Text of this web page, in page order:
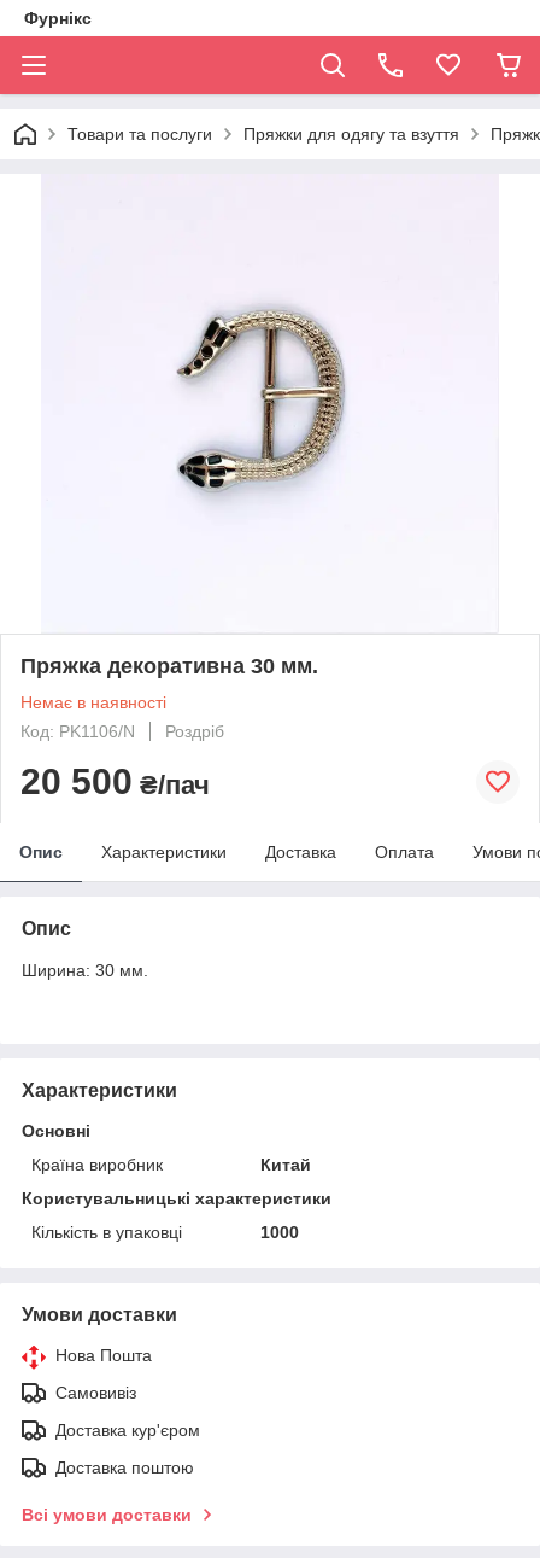
Фурнікс
Товари та послуги Пряжки для одягу та взуття
Пряжка декоративна 30 мм.
Немає в наявності
Код: PK1106/N
Роздріб
20 500 ₴/пач
Опис Характеристики Доставка Оплата Умови
Опис
Ширина: 30 мм.
Характеристики
Основні
Країна виробник
Китай
Користувальницькі характеристики
Кількість в упаковці
1000
Умови доставки
Нова Пошта
Самовивіз
Доставка кур'єром
Доставка поштою
Всі умови доставки